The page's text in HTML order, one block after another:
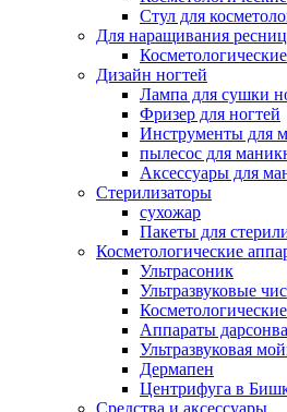
Стул для
Для наращивания ресниц
Дизайн ногтей
Лампа для сушки
Фризер для ногтей
Инструменты для
пылесос для
Аксессуары для
Стерилизаторы
сухожар
Пакеты для
Косметологические
Ультрасоник
Ультразвуковые
Аппараты
Ультразвуковая
Дермапен
Центрифуга в
Средства и аксессуары